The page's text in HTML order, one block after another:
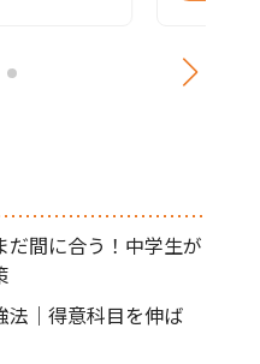
だ間に合う！中学生が
法｜得意科目を伸ば